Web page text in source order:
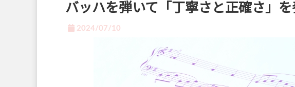
バッハを弾いて「丁寧さと正確さ」を
2024/07/10